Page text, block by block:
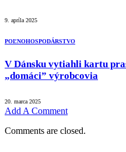
9. apríla 2025
POĽNOHOSPODÁRSTVO
V Dánsku vytiahli kartu
„domáci” výrobcovia
20. marca 2025
Add A Comment
Comments are closed.